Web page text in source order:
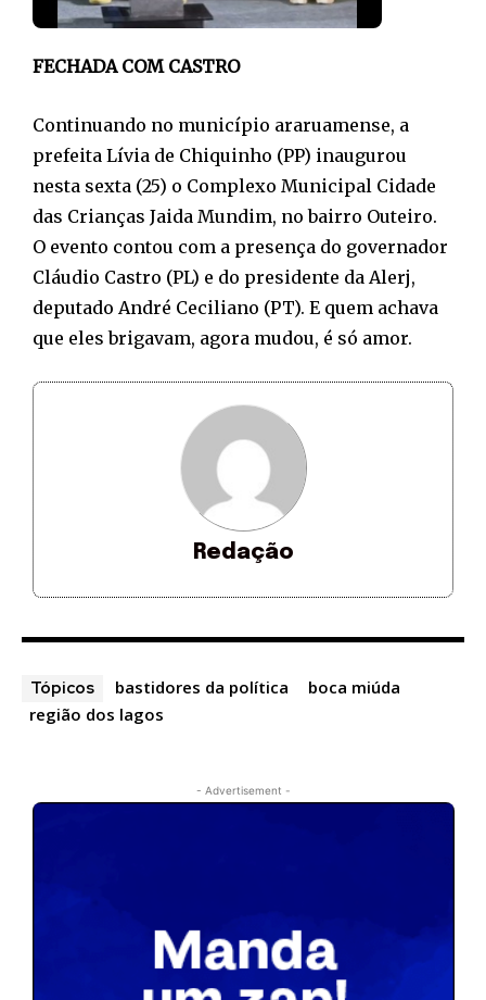
FECHADA COM CASTRO
Continuando no município araruamense, a
prefeita Lívia de Chiquinho (PP) inaugurou
nesta sexta (25) o Complexo Municipal Cidade
das Crianças Jaida Mundim, no bairro Outeiro.
O evento contou com a presença do governador
Cláudio Castro (PL) e do presidente da Alerj,
deputado André Ceciliano (PT). E quem achava
que eles brigavam, agora mudou, é só amor.
Redação
Tópicos bastidores da política
boca miúda
região dos lagos
- Advertisement -